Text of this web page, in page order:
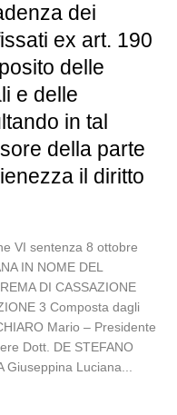
dei
ex art. 190
delle
e delle
in tal
della parte
il diritto
VI sentenza 8 ottobre
IN NOME DEL
DI CASSAZIONE
3 Composta dagli
Mario – Presidente
Dott. DE STEFANO
Luciana...